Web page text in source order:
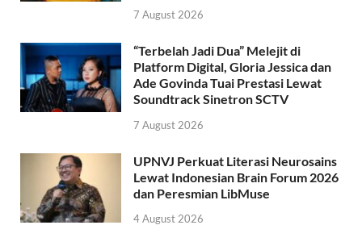
7 August 2026
“Terbelah Jadi Dua” Melejit di
Platform Digital, Gloria Jessica dan
Ade Govinda Tuai Prestasi Lewat
Soundtrack Sinetron SCTV
7 August 2026
UPNVJ Perkuat Literasi Neurosains
Lewat Indonesian Brain Forum 2026
dan Peresmian LibMuse
4 August 2026